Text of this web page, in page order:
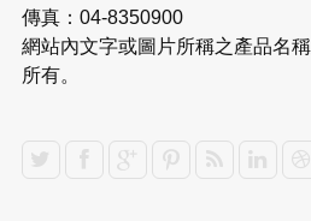
傳真：04-8350900
網站內文字或圖片所稱之產品名
所有。